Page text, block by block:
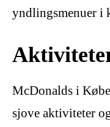
yndlingsmenuer i
McDonalds i
sjove aktiviteter